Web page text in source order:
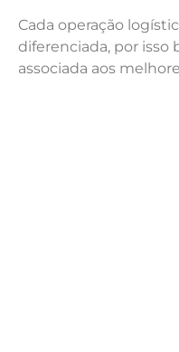
Cada operação
diferenciada, por isso
associada aos